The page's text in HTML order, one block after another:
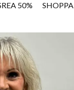
50% SHOPPA